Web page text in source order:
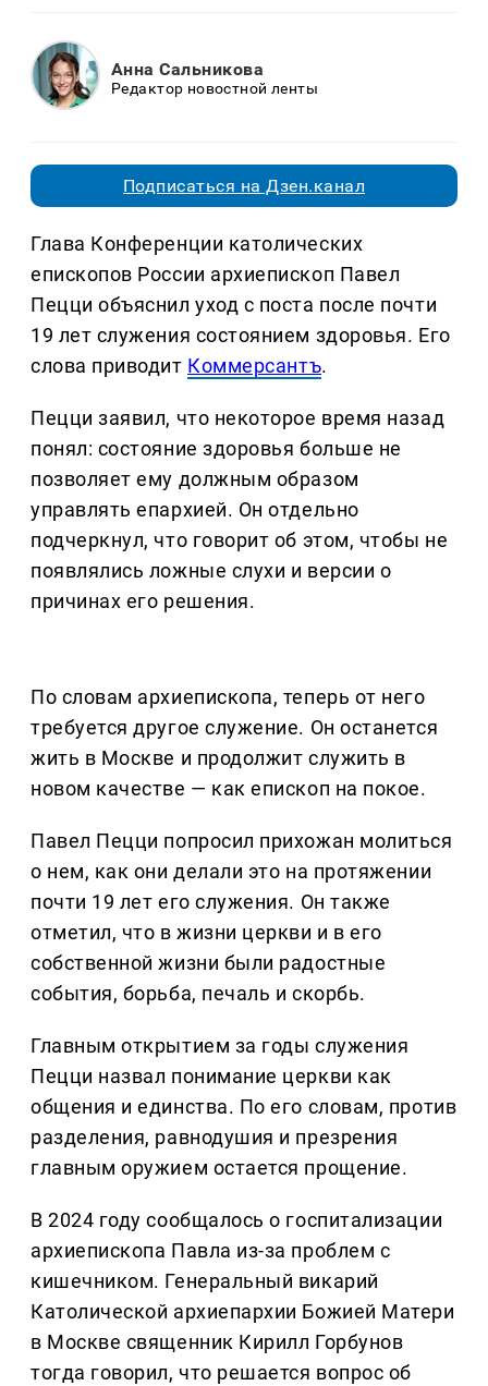
Анна Сальникова
Редактор новостной ленты
Подписаться на Дзен.канал
Глава Конференции католических
епископов России архиепископ Павел
Пецци объяснил уход с поста после почти
19 лет служения состоянием здоровья. Его
слова приводит Коммерсантъ.
Пецци заявил, что некоторое время назад
понял: состояние здоровья больше не
позволяет ему должным образом
управлять епархией. Он отдельно
подчеркнул, что говорит об этом, чтобы не
появлялись ложные слухи и версии о
причинах его решения.
По словам архиепископа, теперь от него
требуется другое служение. Он останется
жить в Москве и продолжит служить в
новом качестве — как епископ на покое.
Павел Пецци попросил прихожан молиться
о нем, как они делали это на протяжении
почти 19 лет его служения. Он также
отметил, что в жизни церкви и в его
собственной жизни были радостные
события, борьба, печаль и скорбь.
Главным открытием за годы служения
Пецци назвал понимание церкви как
общения и единства. По его словам, против
разделения, равнодушия и презрения
главным оружием остается прощение.
В 2024 году сообщалось о госпитализации
архиепископа Павла из-за проблем с
кишечником. Генеральный викарий
Католической архиепархии Божией Матери
в Москве священник Кирилл Горбунов
тогда говорил, что решается вопрос об